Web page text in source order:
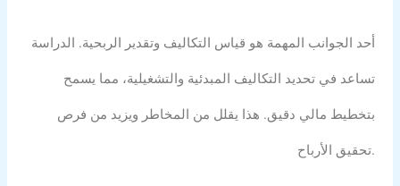
أحد الجوانب المهمة هو قياس التكاليف وتقدير الربحية. الدراسة
تساعد في تحديد التكاليف المبدئية والتشغيلية، مما يسمح
بتخطيط مالي دقيق. هذا يقلل من المخاطر ويزيد من فرص
تحقيق الأرباح.